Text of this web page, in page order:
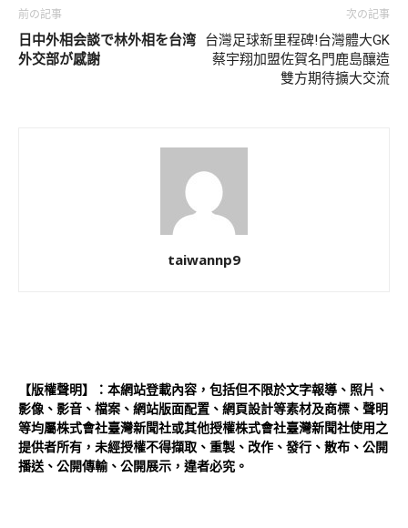
前の記事
日中外相会談で林外相を台湾
外交部が感謝
次の記事
台灣足球新里程碑!台灣體大GK
蔡宇翔加盟佐賀名門鹿島釀造
雙方期待擴大交流
taiwannp9
【版權聲明】：本網站登載內容，包括但不限於文字報導、照片、
影像、影音、檔案、網站版面配置、網頁設計等素材及商標、聲明
等均屬株式會社臺灣新聞社或其他授權株式會社臺灣新聞社使用之
提供者所有，未經授權不得擷取、重製、改作、發行、散布、公開
播送、公開傳輸、公開展示，違者必究。